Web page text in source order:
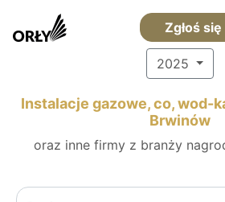
Zgłoś się
2025
Instalacje gazowe, co, wod-
Brwinów
oraz inne firmy z branży